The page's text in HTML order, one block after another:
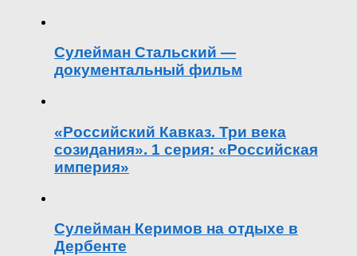
Сулейман Стальский —
документальный фильм
«Российский Кавказ. Три века
созидания». 1 серия: «Российская
империя»
Сулейман Керимов на отдыхе в
Дербенте